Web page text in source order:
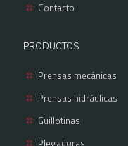
Contacto
PRODUCTOS
Prensas mecánicas
Prensas hidráulicas
Guillotinas
Plegadoras